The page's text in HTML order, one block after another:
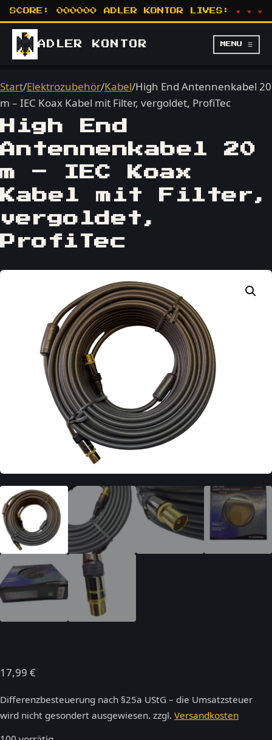
SCORE: 000000 ADLER KONTOR LIVES: ♥ ♥ ♥
ADLER KONTOR MENU ☰
Start/Elektrozubehör/Kabel/High End Antennenkabel 20
m – IEC Koax Kabel mit Filter, vergoldet, ProfiTec
High End
Antennenkabel 20
m – IEC Koax
Kabel mit Filter,
vergoldet,
ProfiTec
17,99 €
Differenzbesteuerung nach §25a UStG – die Umsatzsteuer
wird nicht gesondert ausgewiesen. zzgl. Versandkosten